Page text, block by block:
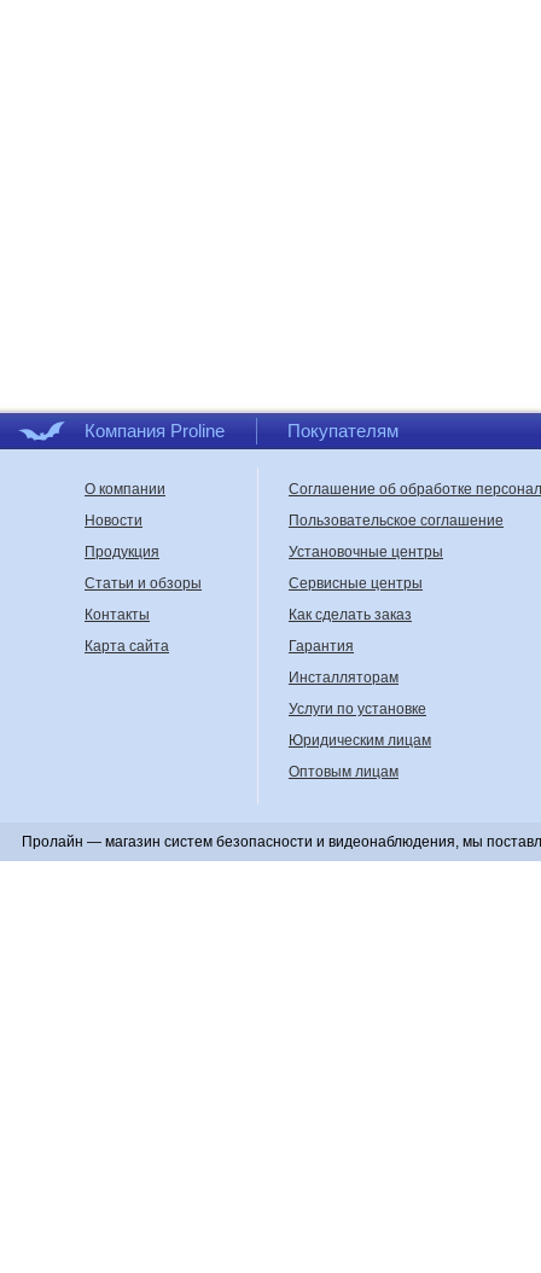
Компания Proline Покупателям
О компании
Новости
Продукция
Статьи и обзоры
Контакты
Карта сайта
Соглашение об обработке
Пользовательское соглашение
Установочные центры
Сервисные центры
Как сделать заказ
Гарантия
Инсталляторам
Услуги по установке
Юридическим лицам
Оптовым лицам
Пролайн — магазин систем безопасности и видеонаблюдения, мы